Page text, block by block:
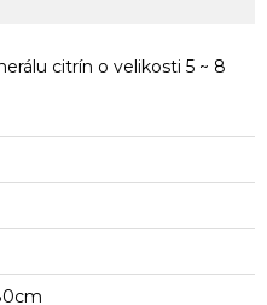
citrín o velikosti 5 ~ 8